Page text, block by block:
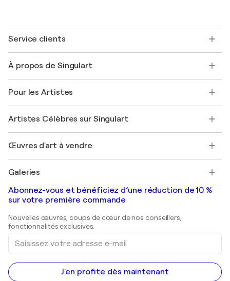
Service clients
Expédition
Offrir une carte cadeau
Rejoignez notre programme commercial
Mon compte
+33 1 76 44 06 42
À propos de Singulart
FAQ
Magazine Singulart
Emplois
Découvrez une sélection d'art original
Pour les Artistes
Se connecter en tant qu'Artiste
Artistes Célèbres sur Singulart
Marc Chagall
Banksy
Mr. Brainwash
Shepard Fairey
Œuvres d'art à vendre
Tableaux abstraits à vendre
Peintures de paysage
Estampes
Peintures acryliques
Galeries
Galeries d'art en France
Galeries d'art en Belgique
Abonnez-vous et bénéficiez d’une réduction de 10 %
sur votre première commande
Nouvelles œuvres, coups de cœur de nos conseillers,
fonctionnalités exclusives.
Saisissez
votre
adresse
e-
mail
J'en profite dès maintenant